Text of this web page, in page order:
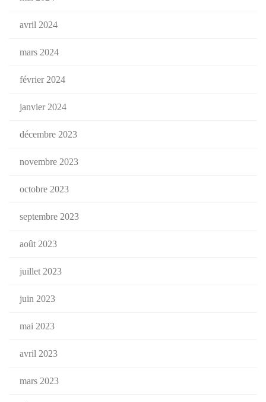
avril 2024
mars 2024
février 2024
janvier 2024
décembre 2023
novembre 2023
octobre 2023
septembre 2023
août 2023
juillet 2023
juin 2023
mai 2023
avril 2023
mars 2023